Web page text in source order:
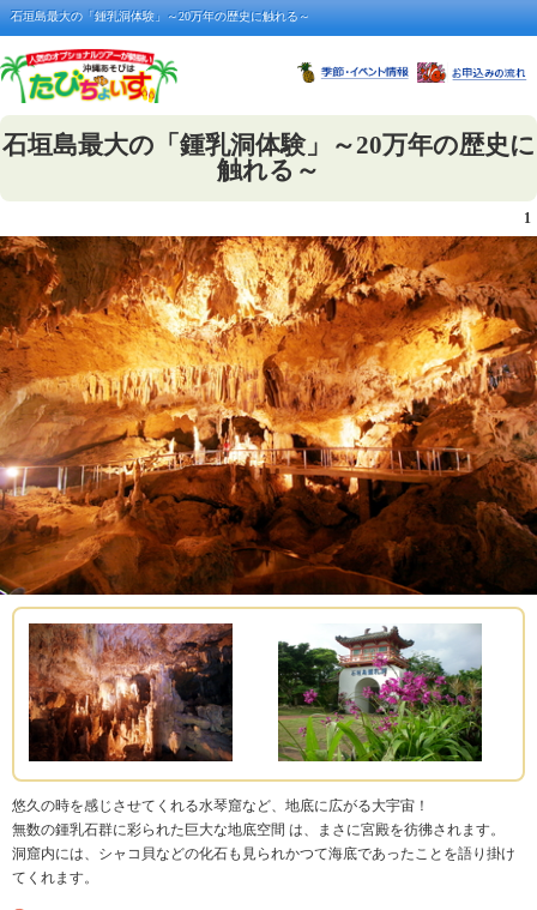
石垣島最大の「鍾乳洞体験」～20万年の歴史に触れる～
石垣島最大の「鍾乳洞体験」～20万年の歴史に
触れる～
1
悠久の時を感じさせてくれる水琴窟など、地底に広がる大宇宙！
無数の鍾乳石群に彩られた巨大な地底空間 は、まさに宮殿を彷彿されます。
洞窟内には、シャコ貝などの化石も見られかつて海底であったことを語り掛け
てくれます。